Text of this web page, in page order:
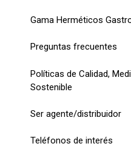
Gama Herméticos
Preguntas frecuentes
Políticas de Calidad,
Sostenible
Ser agente/distribuidor
Teléfonos de interés